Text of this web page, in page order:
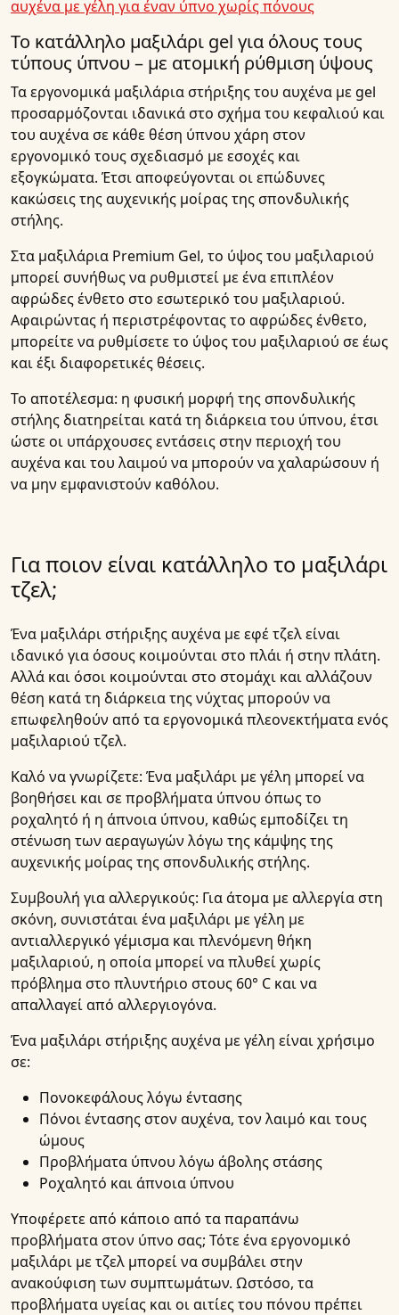
αυχένα με γέλη για έναν ύπνο χωρίς πόνους
Το κατάλληλο μαξιλάρι gel για όλους τους
τύπους ύπνου – με ατομική ρύθμιση ύψους
Τα εργονομικά μαξιλάρια στήριξης του αυχένα με gel
προσαρμόζονται ιδανικά στο σχήμα του κεφαλιού και
του αυχένα σε κάθε θέση ύπνου χάρη στον
εργονομικό τους σχεδιασμό με εσοχές και
εξογκώματα. Έτσι αποφεύγονται οι επώδυνες
κακώσεις της αυχενικής μοίρας της σπονδυλικής
στήλης.
Στα μαξιλάρια Premium Gel, το ύψος του μαξιλαριού
μπορεί συνήθως να ρυθμιστεί με ένα επιπλέον
αφρώδες ένθετο στο εσωτερικό του μαξιλαριού.
Αφαιρώντας ή περιστρέφοντας το αφρώδες ένθετο,
μπορείτε να ρυθμίσετε το ύψος του μαξιλαριού σε έως
και έξι διαφορετικές θέσεις.
Το αποτέλεσμα: η φυσική μορφή της σπονδυλικής
στήλης διατηρείται κατά τη διάρκεια του ύπνου, έτσι
ώστε οι υπάρχουσες εντάσεις στην περιοχή του
αυχένα και του λαιμού να μπορούν να χαλαρώσουν ή
να μην εμφανιστούν καθόλου.
Για ποιον είναι κατάλληλο το μαξιλάρι
τζελ;
Ένα μαξιλάρι στήριξης αυχένα με εφέ τζελ είναι
ιδανικό για όσους κοιμούνται στο πλάι ή στην πλάτη.
Αλλά και όσοι κοιμούνται στο στομάχι και αλλάζουν
θέση κατά τη διάρκεια της νύχτας μπορούν να
επωφεληθούν από τα εργονομικά πλεονεκτήματα ενός
μαξιλαριού τζελ.
Καλό να γνωρίζετε: Ένα μαξιλάρι με γέλη μπορεί να
βοηθήσει και σε προβλήματα ύπνου όπως το
ροχαλητό ή η άπνοια ύπνου, καθώς εμποδίζει τη
στένωση των αεραγωγών λόγω της κάμψης της
αυχενικής μοίρας της σπονδυλικής στήλης.
Συμβουλή για αλλεργικούς: Για άτομα με αλλεργία στη
σκόνη, συνιστάται ένα μαξιλάρι με γέλη με
αντιαλλεργικό γέμισμα και πλενόμενη θήκη
μαξιλαριού, η οποία μπορεί να πλυθεί χωρίς
πρόβλημα στο πλυντήριο στους 60° C και να
απαλλαγεί από αλλεργιογόνα.
Ένα μαξιλάρι στήριξης αυχένα με γέλη είναι χρήσιμο
σε:
Πονοκεφάλους λόγω έντασης
Πόνοι έντασης στον αυχένα, τον λαιμό και τους
ώμους
Προβλήματα ύπνου λόγω άβολης στάσης
Ροχαλητό και άπνοια ύπνου
Υποφέρετε από κάποιο από τα παραπάνω
προβλήματα στον ύπνο σας; Τότε ένα εργονομικό
μαξιλάρι με τζελ μπορεί να συμβάλει στην
ανακούφιση των συμπτωμάτων. Ωστόσο, τα
προβλήματα υγείας και οι αιτίες του πόνου πρέπει